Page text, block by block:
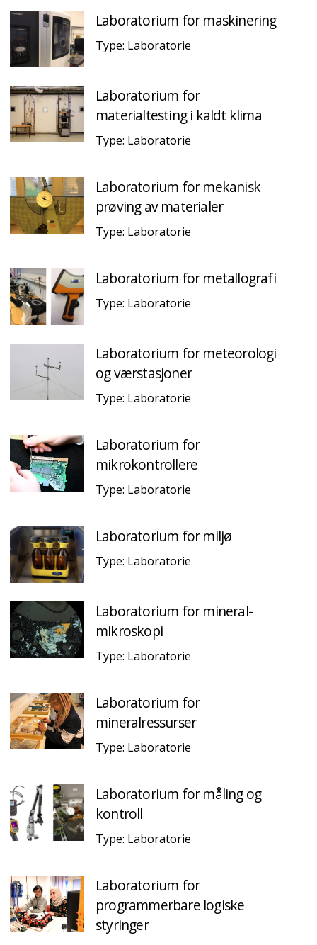
Laboratorium for maskinering
Type: Laboratorie
Laboratorium for
materialtesting i kaldt klima
Type: Laboratorie
Laboratorium for mekanisk
prøving av materialer
Type: Laboratorie
Laboratorium for metallografi
Type: Laboratorie
Laboratorium for meteorologi
og værstasjoner
Type: Laboratorie
Laboratorium for
mikrokontrollere
Type: Laboratorie
Laboratorium for miljø
Type: Laboratorie
Laboratorium for mineral-
mikroskopi
Type: Laboratorie
Laboratorium for
mineralressurser
Type: Laboratorie
Laboratorium for måling og
kontroll
Type: Laboratorie
Laboratorium for
programmerbare logiske
styringer